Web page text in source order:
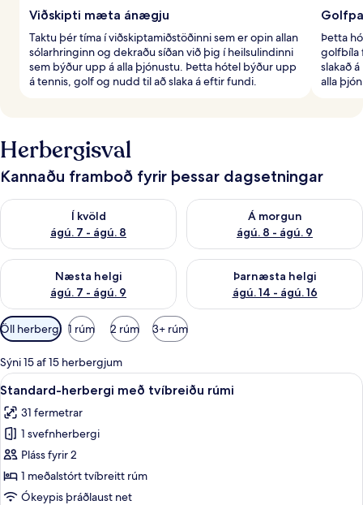
Viðskipti mæta ánægju
Taktu þér tíma í viðskiptamiðstöðinni sem er opin allan
sólarhringinn og dekraðu síðan við þig í heilsulindinni
sem býður upp á alla þjónustu. Þetta hótel býður upp
á tennis, golf og nudd til að slaka á eftir fundi.
Þetta
golfbíla
slakað
alla
Herbergisval
Kannaðu framboð fyrir þessar dagsetningar
Í kvöld
ágú. 7 - ágú. 8
Athuga framboð í kvöld ágú. 7 - ágú. 8
Á morgun
ágú. 8 - ágú. 9
Athuga framboð á morgun
Næsta helgi
ágú. 7 - ágú. 9
Athuga framboð næstu helgi ágú. 7 - ágú. 9
Þarnæsta helgi
ágú. 14 - ágú. 16
Athuga framboð þarnæstu
Síur
í
boði
fyrir
herbergi
Öll herbergi 1 rúm 2 rúm 3+ rúm
Sýni 15 af 15 herbergjum
Skoða
allar
myndir
fyrir
Standard-
herbergi
með
Rúmföt af bestu gerð, dúnsængur,
4
Standard-herbergi með tvíbreiðu rúmi
31 fermetrar
1 svefnherbergi
Pláss fyrir 2
1 meðalstórt tvíbreitt rúm
Ókeypis þráðlaust net